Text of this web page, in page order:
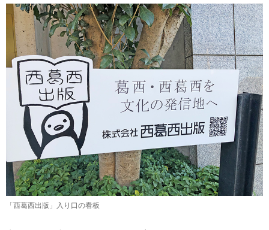
「西葛西出版」入り口の看板